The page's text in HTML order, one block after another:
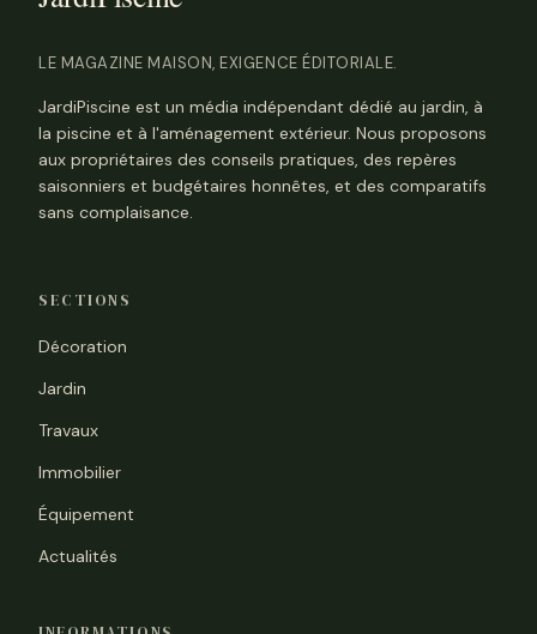
LE MAGAZINE MAISON, EXIGENCE ÉDITORIALE.
JardiPiscine est un média indépendant dédié au jardin, à
la piscine et à l'aménagement extérieur. Nous proposons
aux propriétaires des conseils pratiques, des repères
saisonniers et budgétaires honnêtes, et des comparatifs
sans complaisance.
SECTIONS
Décoration
Jardin
Travaux
Immobilier
Équipement
Actualités